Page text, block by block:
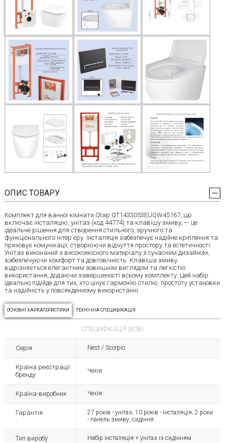
ОПИС ТОВАРУ
Комплект для ванної кімнати Qtap QT1433053EUQW45167, що
включає інсталяцію, унітаз (код 44774) та клавішу змиву, — це
ідеальне рішення для створення стильного, зручного та
функціонального інтер’єру. Інсталяція забезпечує надійне кріплення та
приховує комунікації, створюючи відчуття простору та естетичності.
Унітаз виконаний з високоякісного матеріалу з сучасним дизайном,
забезпечуючи комфорт та довговічність. Клавіша змиву
відрізняється елегантним зовнішнім виглядом та легкістю
використання, додаючи завершеності всьому комплекту. Цей набір
ідеально підійде для тих, хто цінує гармонію стилю, простоту установки
та надійність у повсякденному використанні.
ОСНОВНІ ХАРКАТЕРИСТИКИ ТЕХНІЧНА СПЕЦИФІКАЦІЯ
СПЕЦИФІКАЦІЯ (B2B)
Серія Nest / Scorpio
Країна реєстрації
бренду
Чехія
Країна-виробник Чехія
Гарантія
27 років - унітаз; 10 років - інсталяція; 2 роки
- панель змиву, сидіння
Тип виробу Набір інсталяція + унітаз із сидінням